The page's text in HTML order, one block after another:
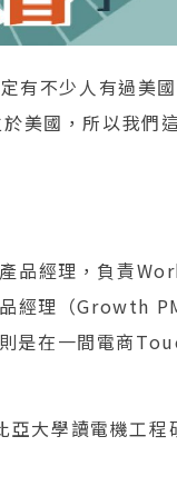
有不少人有過美
美國，所以我們
品經理，負責
經理（Growth
是在一間電商
大學讀電機工程